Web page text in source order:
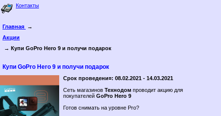
Контакты
Главная
→
Акции
→ Купи GoPro Hero 9 и получи подарок
Купи GoPro Hero 9 и получи подарок
Срок проведени¤: 08.02.2021 - 14.03.2021
Сеть магазинов Технодом проводит акцию для
покупателей GoPro Hero 9
Готов снимать на уровне Pro?